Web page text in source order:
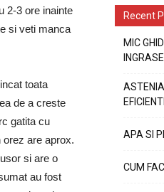
2-3 ore inainte
si veti manca
toata
de a creste
gatita cu
orez are aprox.
si are o
au fost
Recent
MIC
APA SI
CUM